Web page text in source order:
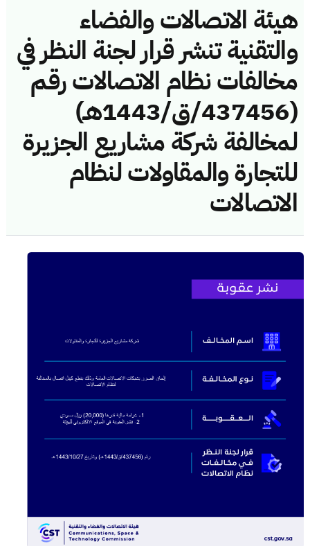
هيئة الاتصالات والفضاء
والتقنية تنشر قرار لجنة النظر في
مخالفات نظام الاتصالات رقم
(437456/ق/1443هـ)
لمخالفة شركة مشاريع الجزيرة
للتجارة والمقاولات لنظام
الاتصالات